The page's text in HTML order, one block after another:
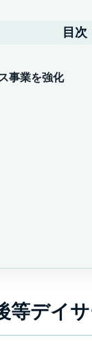
目次
事業を強化
等デイ